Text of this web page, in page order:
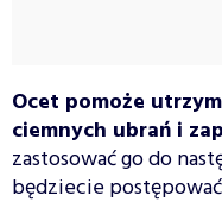
Ocet pomoże
ciemnych ubrań i
zastosować go do
będziecie